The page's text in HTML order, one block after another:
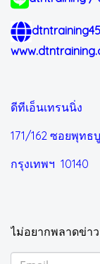
ดีทีเอ็นเทรนนิ่ง
171/162 ซอยพุทธ
กรุงเทพฯ 10140
ไม่อยากพลาดข่า